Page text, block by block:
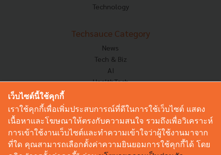
Technology
Techsauce Category
News
Tech & Biz
AI
HealthTech
Corp Innov
Saucy Thoughts
Based On
Sustainable
Videos
เว็บไซต์นี้ใช้คุกกี้
เราใช้คุกกี้เพื่อเพิ่มประสบการณ์ที่ดีในการใช้เว็บไซต์ แสดง
เนื้อหาและโฆษณาให้ตรงกับความสนใจ รวมถึงเพื่อวิเคราะห์
การเข้าใช้งานเว็บไซต์และทำความเข้าใจว่าผู้ใช้งานมาจาก
ที่ใด คุณสามารถเลือกตั้งค่าความยินยอมการใช้คุกกี้ได้ โดย